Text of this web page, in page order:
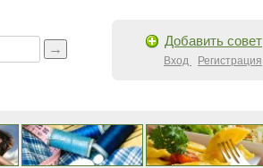
Добавить совет
Вход Регистрация